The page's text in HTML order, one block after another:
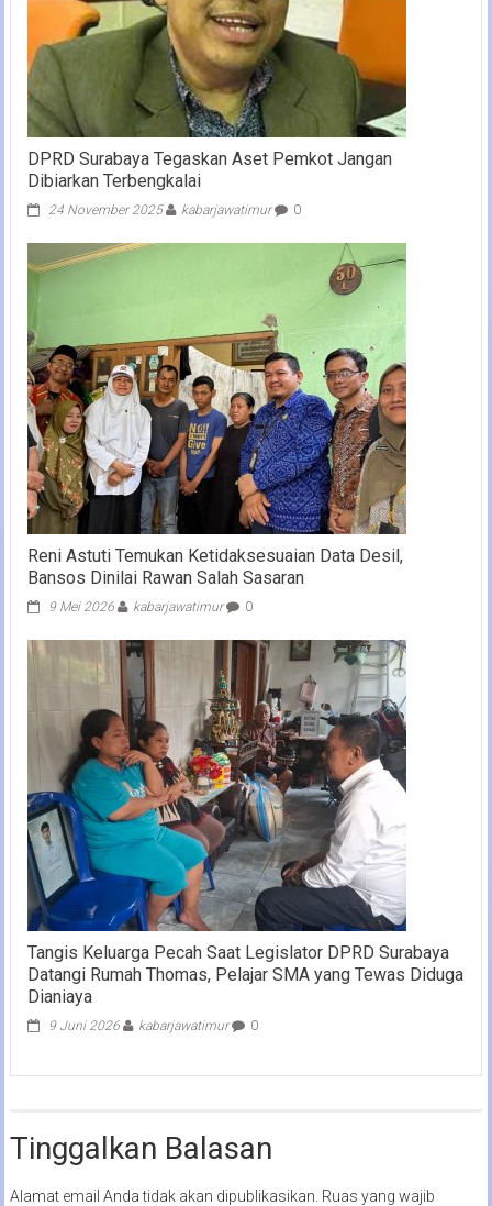
DPRD Surabaya Tegaskan Aset Pemkot Jangan
Dibiarkan Terbengkalai
24 November 2025 kabarjawatimur 0
Reni Astuti Temukan Ketidaksesuaian Data Desil,
Bansos Dinilai Rawan Salah Sasaran
9 Mei 2026 kabarjawatimur 0
Tangis Keluarga Pecah Saat Legislator DPRD Surabaya
Datangi Rumah Thomas, Pelajar SMA yang Tewas Diduga
Dianiaya
9 Juni 2026 kabarjawatimur 0
Tinggalkan Balasan
Alamat email Anda tidak akan dipublikasikan. Ruas yang wajib